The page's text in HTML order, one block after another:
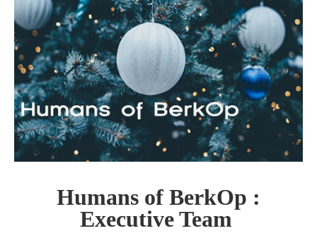
Humans of BerkOp :
Executive Team